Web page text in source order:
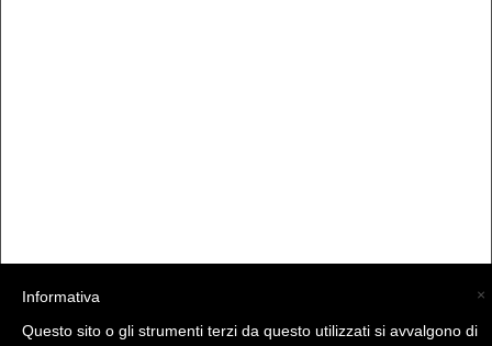
×
Informativa
Questo sito o gli strumenti terzi da questo utilizzati si avvalgono di